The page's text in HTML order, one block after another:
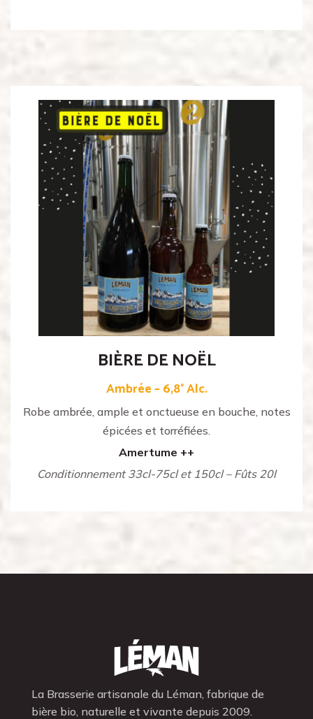
BIÈRE DE NOËL
Ambrée – 6,8° Alc.
Robe ambrée, ample et onctueuse en bouche, notes
épicées et torréfiées.
Amertume ++
Conditionnement 33cl-75cl et 150cl – Fûts 20l
La Brasserie artisanale du Léman, fabrique de
bière bio, naturelle et vivante depuis 2009.